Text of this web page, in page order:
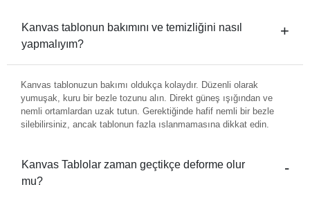
Kanvas tablonun bakımını ve temizliğini nasıl
yapmalıyım?
Kanvas tablonuzun bakımı oldukça kolaydır. Düzenli olarak
yumuşak, kuru bir bezle tozunu alın. Direkt güneş ışığından ve
nemli ortamlardan uzak tutun. Gerektiğinde hafif nemli bir bezle
silebilirsiniz, ancak tablonun fazla ıslanmamasına dikkat edin.
Kanvas Tablolar zaman geçtikçe deforme olur
mu?